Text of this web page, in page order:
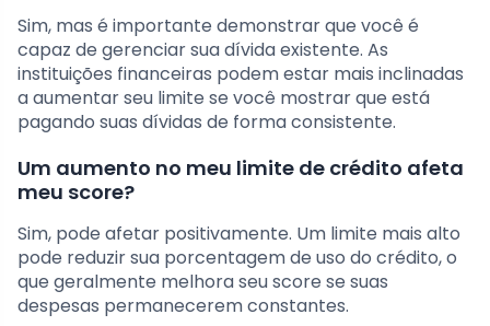
Sim, mas é importante demonstrar que você é
capaz de gerenciar sua dívida existente. As
instituições financeiras podem estar mais inclinadas
a aumentar seu limite se você mostrar que está
pagando suas dívidas de forma consistente.
Um aumento no meu limite de crédito afeta
meu score?
Sim, pode afetar positivamente. Um limite mais alto
pode reduzir sua porcentagem de uso do crédito, o
que geralmente melhora seu score se suas
despesas permanecerem constantes.